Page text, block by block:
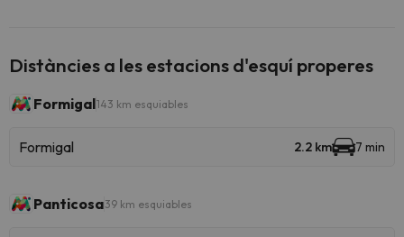
Distàncies a les estacions d'esquí properes
Formigal143 km esquiables
Formigal 2.2 km 7 min
Panticosa39 km esquiables